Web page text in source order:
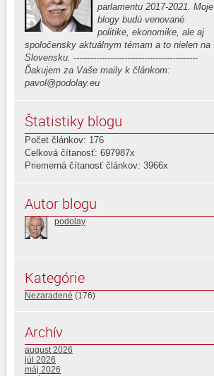
parlamentu 2017-2021. Moje
blogy budú venované
politike, ekonomike, ale aj
spoločensky aktuálnym témam a to nielen na
Slovensku. --------------------------------------------
Ďakujem za Vaše maily k článkom:
pavol@podolay.eu
Štatistiky blogu
Počet článkov: 176
Celková čítanosť: 697987x
Priemerná čítanosť článkov: 3966x
Autor blogu
podolay
Kategórie
Nezaradené (176)
Archív
august 2026
júl 2026
máj 2026